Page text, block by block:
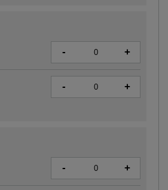
- +
- +
- +